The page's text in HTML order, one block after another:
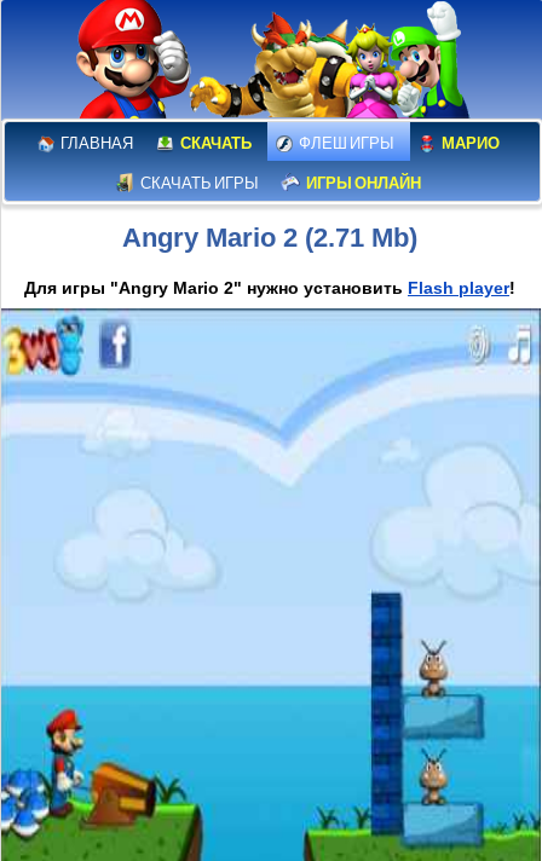
ГЛАВНАЯ СКАЧАТЬ ФЛЕШ ИГРЫ МАРИО
СКАЧАТЬ ИГРЫ ИГРЫ ОНЛАЙН
Angry Mario 2 (2.71 Mb)
Для игры "Angry Mario 2" нужно установить Flash player!